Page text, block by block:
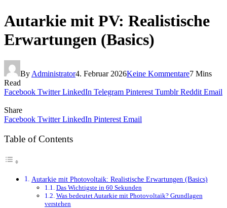
Autarkie mit PV: Realistische
Erwartungen (Basics)
By Administrator4. Februar 2026Keine Kommentare7 Mins
Read
Facebook Twitter LinkedIn Telegram Pinterest Tumblr Reddit Email
Share
Facebook Twitter LinkedIn Pinterest Email
Table of Contents
Autarkie mit Photovoltaik: Realistische Erwartungen (Basics)
Das Wichtigste in 60 Sekunden
Was bedeutet Autarkie mit Photovoltaik? Grundlagen
verstehen